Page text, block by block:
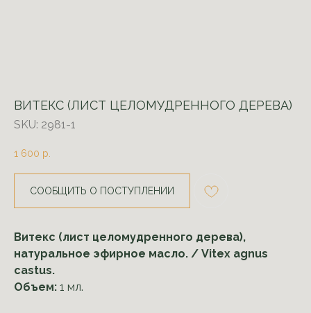
ВИТЕКС (ЛИСТ ЦЕЛОМУДРЕННОГО ДЕРЕВА)
SKU: 2981-1
1 600 р.
СООБЩИТЬ О ПОСТУПЛЕНИИ
Витекс (лист целомудренного дерева),
натуральное эфирное масло. / Vitex agnus
castus.
Объем: 1 мл.